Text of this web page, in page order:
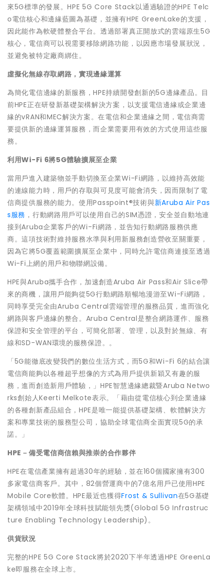
來5G標準的發展。HPE 5G Core Stack以通過驗證的HPE Telc
o電信核心和邊緣藍圖為基礎，並擁有HPE GreenLake的支援，
因此能作為軟硬體整合平台。透過部署真正開放式的雲端原生5G
核心，電信商可以視需要移除網路功能，以因應市場發展狀況，
並避免被特定廠商綁住。
虛擬化無線存取網路，實現邊緣運算
為簡化電信邊緣的新服務，HPE持續開發創新的5G邊緣產品。目
前HPE正在研發新基礎架構解決方案，以支援電信邊緣或企業邊
緣的vRAN和MEC解決方案。在電信和企業邊緣之間，電信商需
要提供新的邊緣運算服務，而企業需要用有效的方式使用這些服
務。
利用Wi-Fi 6將5G體驗擴展至企業
當用戶進入建築物並手動切換至企業Wi-Fi網路，以維持高效能
的連線能力時，用戶的存取與可見度可能會消失，因而限制了電
信商提供服務的能力。使用Passpoint®技術與新Aruba Air Pas
s服務 ，行動網路用戶可以使用自己的SIM憑證，安全並自動地連
接到Aruba企業客戶的Wi-Fi網路，並告知行動網路服務供應
商。這項技術對維持服務水準與利用新服務創造營收至關重要，
因為它將5G覆蓋範圍擴展至企業中，同時允許電信商連接至透過
Wi-Fi上網的用戶和物聯網設備。
HPE與Aruba攜手合作，加速創造Aruba Air Pass和Air Slice帶
來的商機，讓用戶能夠從5G行動網路順暢地漫游至Wi-Fi網路，
同時享受完全由Aruba Central雲端管理的服務品質，進而強化
網路與客戶邊緣的整合。 Aruba Central是整合網路運作、服務
保證和安全管理的平台，可簡化部署、管理，以及對於無線、有
線和SD-WAN環境的服務保證。。
「5G能徹底改變我們的數位生活方式，而5G和Wi-Fi 6的結合讓
電信商能夠以各種超乎想像的方式為用戶提供新穎又有趣的服
務，進而創造新用戶體驗，」HPE智慧邊緣總裁暨Aruba Netwo
rks創始人Keerti Melkote表示。「藉由從電信核心到企業邊緣
的各種創新產品組合，HPE是唯一能提供基礎架構、軟體解決方
案和專業技術的服務型公司，協助全球電信商全面實現5G的承
諾。」
HPE －備受電信商信賴與推崇的合作夥伴
HPE在電信產業擁有超過30年的經驗，並在160個國家擁有300
多家電信商客戶。其中，82個營運商中的7億名用戶已使用HPE
Mobile Core軟體。HPE最近也獲得Frost & Sullivan在5G基礎
架構領域中2019年全球科技賦能領先獎(Global 5G Infrastruc
ture Enabling Technology Leadership)。
供貨狀況
完整的HPE 5G Core Stack將於2020下半年透過HPE GreenLa
ke即服務在全球上市。